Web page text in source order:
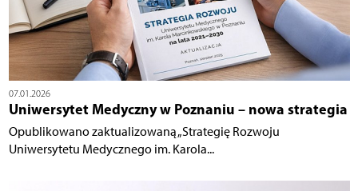
07.01.2026
Uniwersytet Medyczny w Poznaniu – nowa strategia
Opublikowano zaktualizowaną „Strategię Rozwoju
Uniwersytetu Medycznego im. Karola...